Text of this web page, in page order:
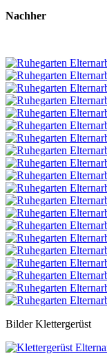
Nachher
Bilder Klettergerüst